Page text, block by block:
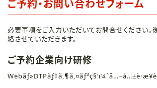
ご予約・お問い合わせフォーム
必要事項をご入力いただいてお問合せください。
絡させていただきます。
ご予約企業向け研修